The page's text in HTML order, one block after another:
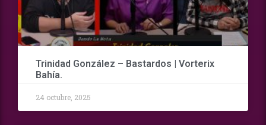
Trinidad González – Bastardos | Vorterix
Bahía.
24 octubre, 2025